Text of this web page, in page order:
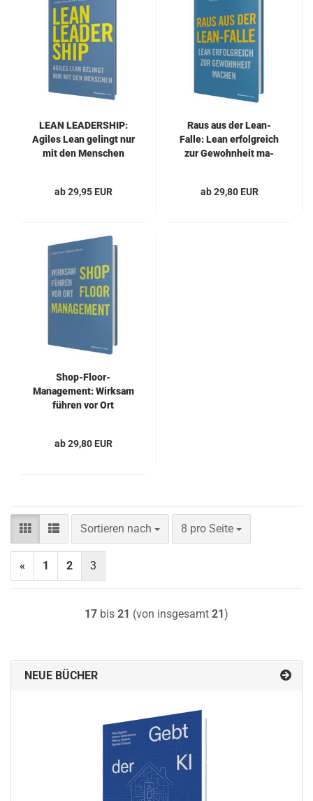
LEAN LEA­DER­SHIP:
Agi­les Lean ge­lingt nur
mit den Men­schen
ab 29,95 EUR
Raus aus der Lean-​
Falle: Lean er­folg­reich
zur Ge­wohn­heit ma­
ab 29,80 EUR
Shop-​Floor-​
Management: Wirk­sam
füh­ren vor Ort
ab 29,80 EUR
Sortieren nach
Sortieren nach 8 pro Seite
pro Seite
« 1 2 3
17 bis 21 (von insgesamt 21)
NEUE BÜCHER